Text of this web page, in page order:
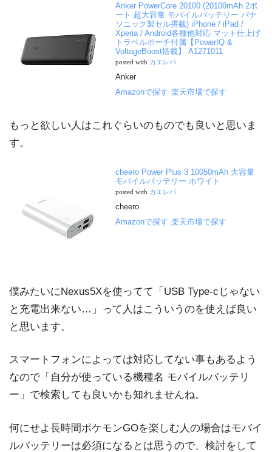
Anker PowerCore 20100 (20100mAh 2ポ
ート 超大容量 モバイルバッテリー パナ
ソニック製セル搭載) iPhone / iPad /
Xperia / Android各種他対応 マット仕上げ
トラベルポーチ付属【PowerIQ &
VoltageBoost搭載】 A1271011
posted with カエレバ
Anker
Amazonで探す 楽天市場で探す
もっと欲しい人はこれぐらいのものでも良いと思いま
す。
cheero Power Plus 3 10050mAh 大容量
モバイルバッテリー ホワイト
posted with カエレバ
cheero
Amazonで探す 楽天市場で探す
僕みたいにNexus5Xを使ってて「USB Type-cじゃない
と充電出来ない…」って人はこういうのを使えば良い
と思います。
スマートフォンによっては対応してない事もあるよう
なので「自分が使っている機種名 モバイルバッテリ
ー」で検索しても良いかも知れませんね。
何にせよ長時間ポケモンGOを楽しむ人の場合はモバイ
ルバッテリーは必須になるとは思うので、検討をして